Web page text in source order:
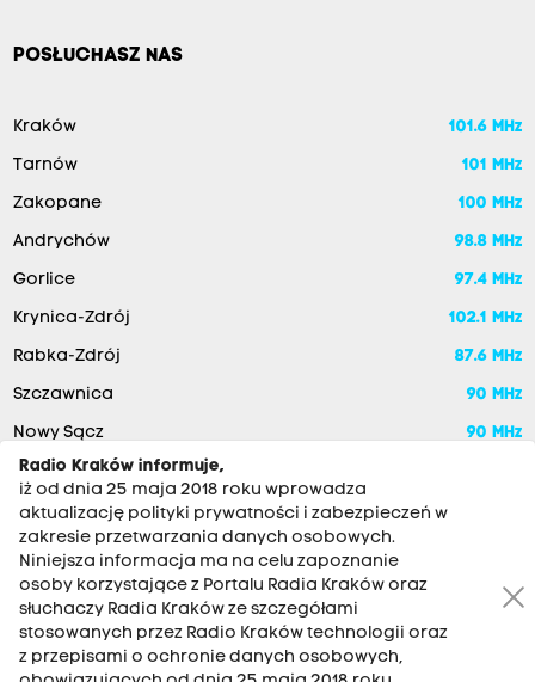
POSŁUCHASZ NAS
Kraków 101.6 MHz
Tarnów 101 MHz
Zakopane 100 MHz
Andrychów 98.8 MHz
Gorlice 97.4 MHz
Krynica-Zdrój 102.1 MHz
Rabka-Zdrój 87.6 MHz
Szczawnica 90 MHz
Nowy Sącz 90 MHz
RADIO KRAKÓW SA. Aleja Juliusza Słowackiego 22, 30-007
Radio Kraków informuje,
iż od dnia 25 maja 2018 roku wprowadza
aktualizację polityki prywatności i zabezpieczeń w
zakresie przetwarzania danych osobowych.
Niniejsza informacja ma na celu zapoznanie
osoby korzystające z Portalu Radia Kraków oraz
słuchaczy Radia Kraków ze szczegółami
stosowanych przez Radio Kraków technologii oraz
z przepisami o ochronie danych osobowych,